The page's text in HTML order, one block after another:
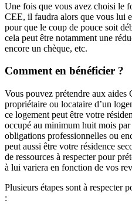
Une fois que vous avez choisi le
CEE, il faudra alors que vous lui
pour que le coup de pouce soit
cela peut être notamment une
encore un chèque, etc.
Comment en bénéficier ?
Vous pouvez prétendre aux aides
propriétaire ou locataire d’un
ce logement peut être votre
occupé au minimum huit mois
obligations professionnelles ou
peut aussi être votre résidence
de ressources à respecter pour
à lui variera en fonction de vos
Plusieurs étapes sont à respecter
: